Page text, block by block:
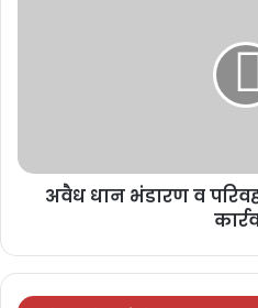
अवैध धान भंडारण व